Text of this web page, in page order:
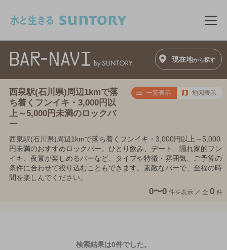
メ
現在地から探す
西泉駅(石川県)周辺1kmで落
ち着くフンイキ・3,000円以
上～5,000円未満のロックバ
ー
一覧表示 地図表示
西泉駅(石川県)周辺1kmで落ち着くフンイキ・3,000円以上～5,000
円未満のおすすめロックバー。ひとり飲み、デート、隠れ家的フン
イキ、夜景が楽しめるバーなど、タイプや特徴・雰囲気、ご予算の
条件に合わせて絞り込むこともできます。素敵なバーで、至福の時
間を楽しんでください。
0〜0 件を表示 ／ 全 0 件
検索結果は0件でした。